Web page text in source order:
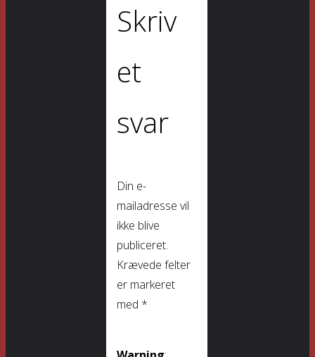
Skriv
et
svar
Din e-
mailadresse vil
ikke blive
publiceret.
Krævede felter
er markeret
med *